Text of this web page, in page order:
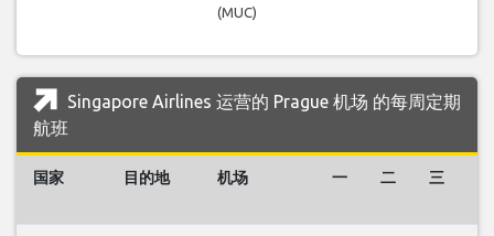
(MUC)
Singapore Airlines 运营的 Prague 机场 的每周定期
航班
国家 目的地 机场 一 二 三